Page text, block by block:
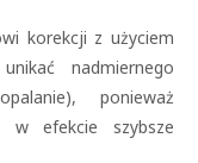
korekcji z użyciem
nadmiernego
ponieważ
efekcie szybsze